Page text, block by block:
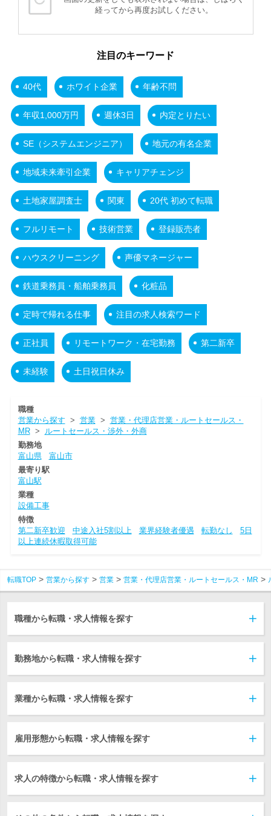
経ってから再度お試しください。
注目のキーワード
40代 ホワイト企業 年齢不問
年収1,000万円 週休3日 内定とりたい
SE（システムエンジニア） 地元の有名企業
地域未来牽引企業 キャリアチェンジ
土地家屋調査士 関東 20代 初めて転職
フルリモート 技術営業 登録販売者
ハウスクリーニング 声優マネージャー
鉄道乗務員・船舶乗務員 化粧品
定時で帰れる仕事 注目の求人検索ワード
正社員 リモートワーク・在宅勤務 第二新卒
未経験 土日祝日休み
職種
営業から探す > 営業> 営業・代理店営業・ルートセールス・
MR>
ルートセールス・渉外・外商
勤務地
富山県
富山市
最寄り駅
富山駅
業種
設備工事
特徴
第二新卒歓迎
中途入社5割以上 業界経験者優遇 転勤なし
5日
以上連続休暇取得可能
転職TOP 営業から探す 営業 営業・代理店営業・ルートセールス・MR
職種から転職・求人情報を探す
勤務地から転職・求人情報を探す
業種から転職・求人情報を探す
雇用形態から転職・求人情報を探す
求人の特徴から転職・求人情報を探す